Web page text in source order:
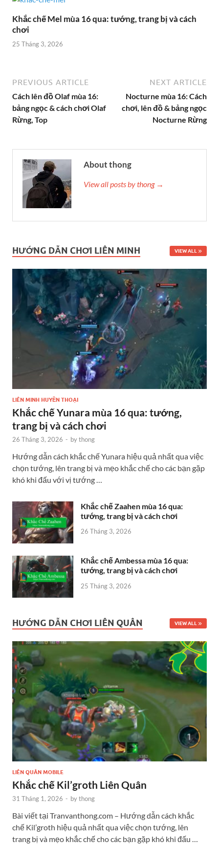
Khắc chế Mel mùa 16 qua: tướng, trang bị và cách
chơi
25 Tháng 3, 2026
PREVIOUS ARTICLE
Cách lên đồ Olaf mùa 16:
bảng ngọc & cách chơi Olaf
Rừng, Top
NEXT ARTICLE
Nocturne mùa 16: Cách
chơi, lên đồ & bảng ngọc
Nocturne Rừng
About thong
View all posts by thong →
HƯỚNG DẪN CHƠI LIÊN MINH VIEW ALL
LIÊN MINH HUYỀN THOẠI
Khắc chế Yunara mùa 16 qua: tướng,
trang bị và cách chơi
26 Tháng 3, 2026 - bythong
Hướng dẫn cách khắc chế Yunara hiệu quả nhất qua việc
chọn tướng, lên trang bị và mẹo khắc chế cho các bạn gặp
khó khi đấu với vị tướng …
Khắc chế Zaahen mùa 16 qua:
tướng, trang bị và cách chơi
26 Tháng 3, 2026
Khắc chế Ambessa mùa 16 qua:
tướng, trang bị và cách chơi
25 Tháng 3, 2026
HƯỚNG DẪN CHƠI LIÊN QUÂN VIEW ALL
LIÊN QUÂN MOBILE
Khắc chế Kil’groth Liên Quân
31 Tháng 1, 2026 - bythong
Bài viết tại Tranvanthong.com – Hướng dẫn cách khắc
chế Kil’groth hiệu quả nhất qua việc chọn tướng, lên
trang bị và mẹo khắc chế cho các bạn gặp khó khi đấu …